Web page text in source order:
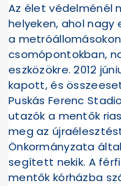
Az élet védelménél
helyeken, ahol
a
csomópontokban,
eszközökre. 2012
kapott, és
Puskás Ferenc
utazók a mentők
meg az
Önkormányzata
segített nekik. A
mentők kórházba